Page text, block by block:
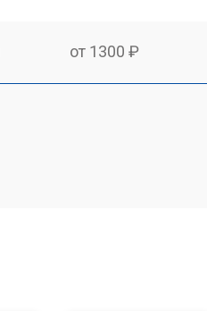
от 1300 ₽